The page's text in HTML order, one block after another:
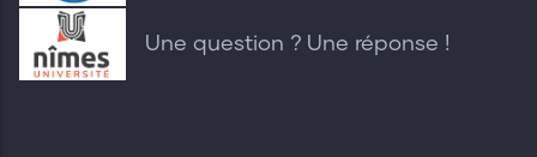
Une question ? Une réponse !